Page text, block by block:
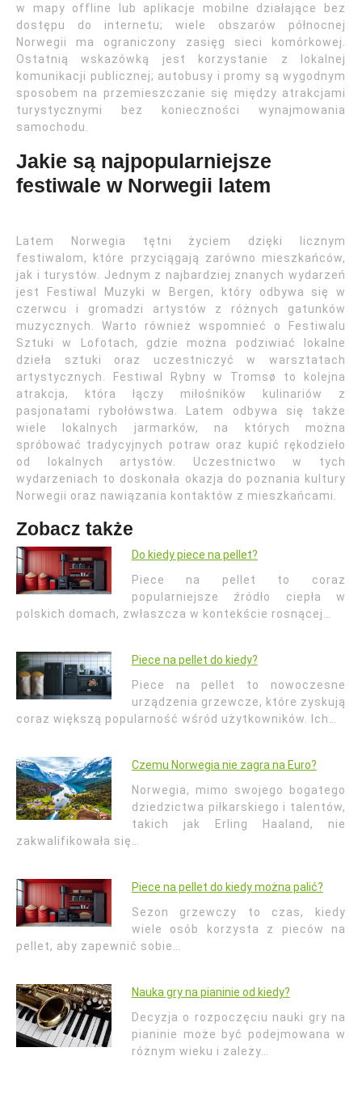
w mapy offline lub aplikacje mobilne działające bez
dostępu do internetu; wiele obszarów północnej
Norwegii ma ograniczony zasięg sieci komórkowej.
Ostatnią wskazówką jest korzystanie z lokalnej
komunikacji publicznej; autobusy i promy są wygodnym
sposobem na przemieszczanie się między atrakcjami
turystycznymi bez konieczności wynajmowania
samochodu.
Jakie są najpopularniejsze
festiwale w Norwegii latem
Latem Norwegia tętni życiem dzięki licznym
festiwalom, które przyciągają zarówno mieszkańców,
jak i turystów. Jednym z najbardziej znanych wydarzeń
jest Festiwal Muzyki w Bergen, który odbywa się w
czerwcu i gromadzi artystów z różnych gatunków
muzycznych. Warto również wspomnieć o Festiwalu
Sztuki w Lofotach, gdzie można podziwiać lokalne
dzieła sztuki oraz uczestniczyć w warsztatach
artystycznych. Festiwal Rybny w Tromsø to kolejna
atrakcja, która łączy miłośników kulinariów z
pasjonatami rybołówstwa. Latem odbywa się także
wiele lokalnych jarmarków, na których można
spróbować tradycyjnych potraw oraz kupić rękodzieło
od lokalnych artystów. Uczestnictwo w tych
wydarzeniach to doskonała okazja do poznania kultury
Norwegii oraz nawiązania kontaktów z mieszkańcami.
Zobacz także
Do kiedy piece na pellet?
Piece na pellet to coraz
popularniejsze źródło ciepła w
polskich domach, zwłaszcza w kontekście rosnącej…
Piece na pellet do kiedy?
Piece na pellet to nowoczesne
urządzenia grzewcze, które zyskują
coraz większą popularność wśród użytkowników. Ich…
Czemu Norwegia nie zagra na Euro?
Norwegia, mimo swojego bogatego
dziedzictwa piłkarskiego i talentów,
takich jak Erling Haaland, nie
zakwalifikowała się…
Piece na pellet do kiedy można palić?
Sezon grzewczy to czas, kiedy
wiele osób korzysta z pieców na
pellet, aby zapewnić sobie…
Nauka gry na pianinie od kiedy?
Decyzja o rozpoczęciu nauki gry na
pianinie może być podejmowana w
różnym wieku i zależy…